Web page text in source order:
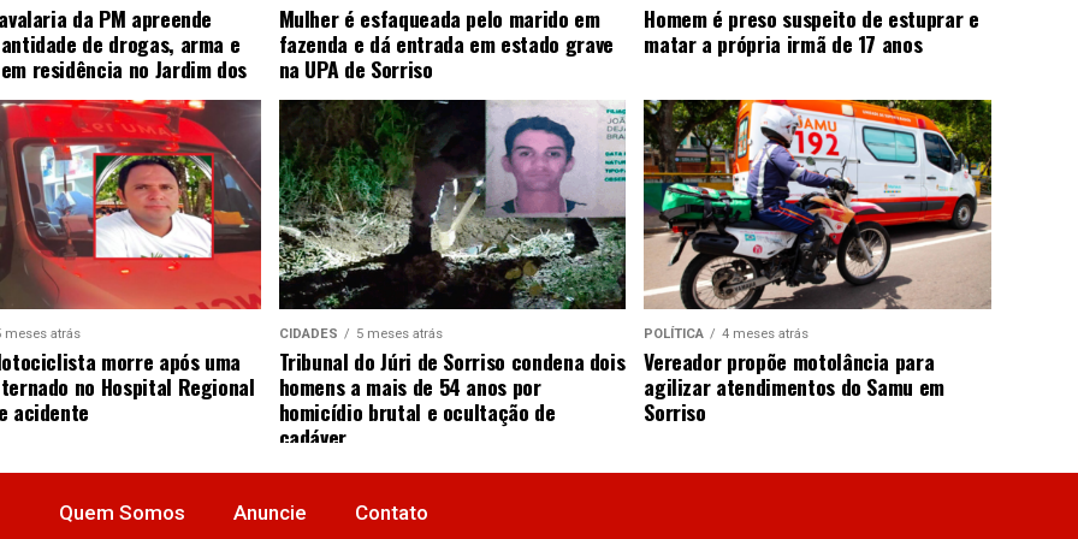
da PM apreende
de drogas, arma e
residência no Jardim dos
Mulher é esfaqueada pelo marido em
fazenda e dá entrada em estado grave
na UPA de Sorriso
Homem é preso suspeito de estuprar e
matar a própria irmã de 17 anos
meses atrás
morre após uma
no Hospital Regional
acidente
CIDADES 5 meses atrás
Tribunal do Júri de Sorriso condena dois
homens a mais de 54 anos por
homicídio brutal e ocultação de
cadáver
POLÍTICA 4 meses atrás
Vereador propõe motolância para
agilizar atendimentos do Samu em
Sorriso
Quem Somos Anuncie Contato